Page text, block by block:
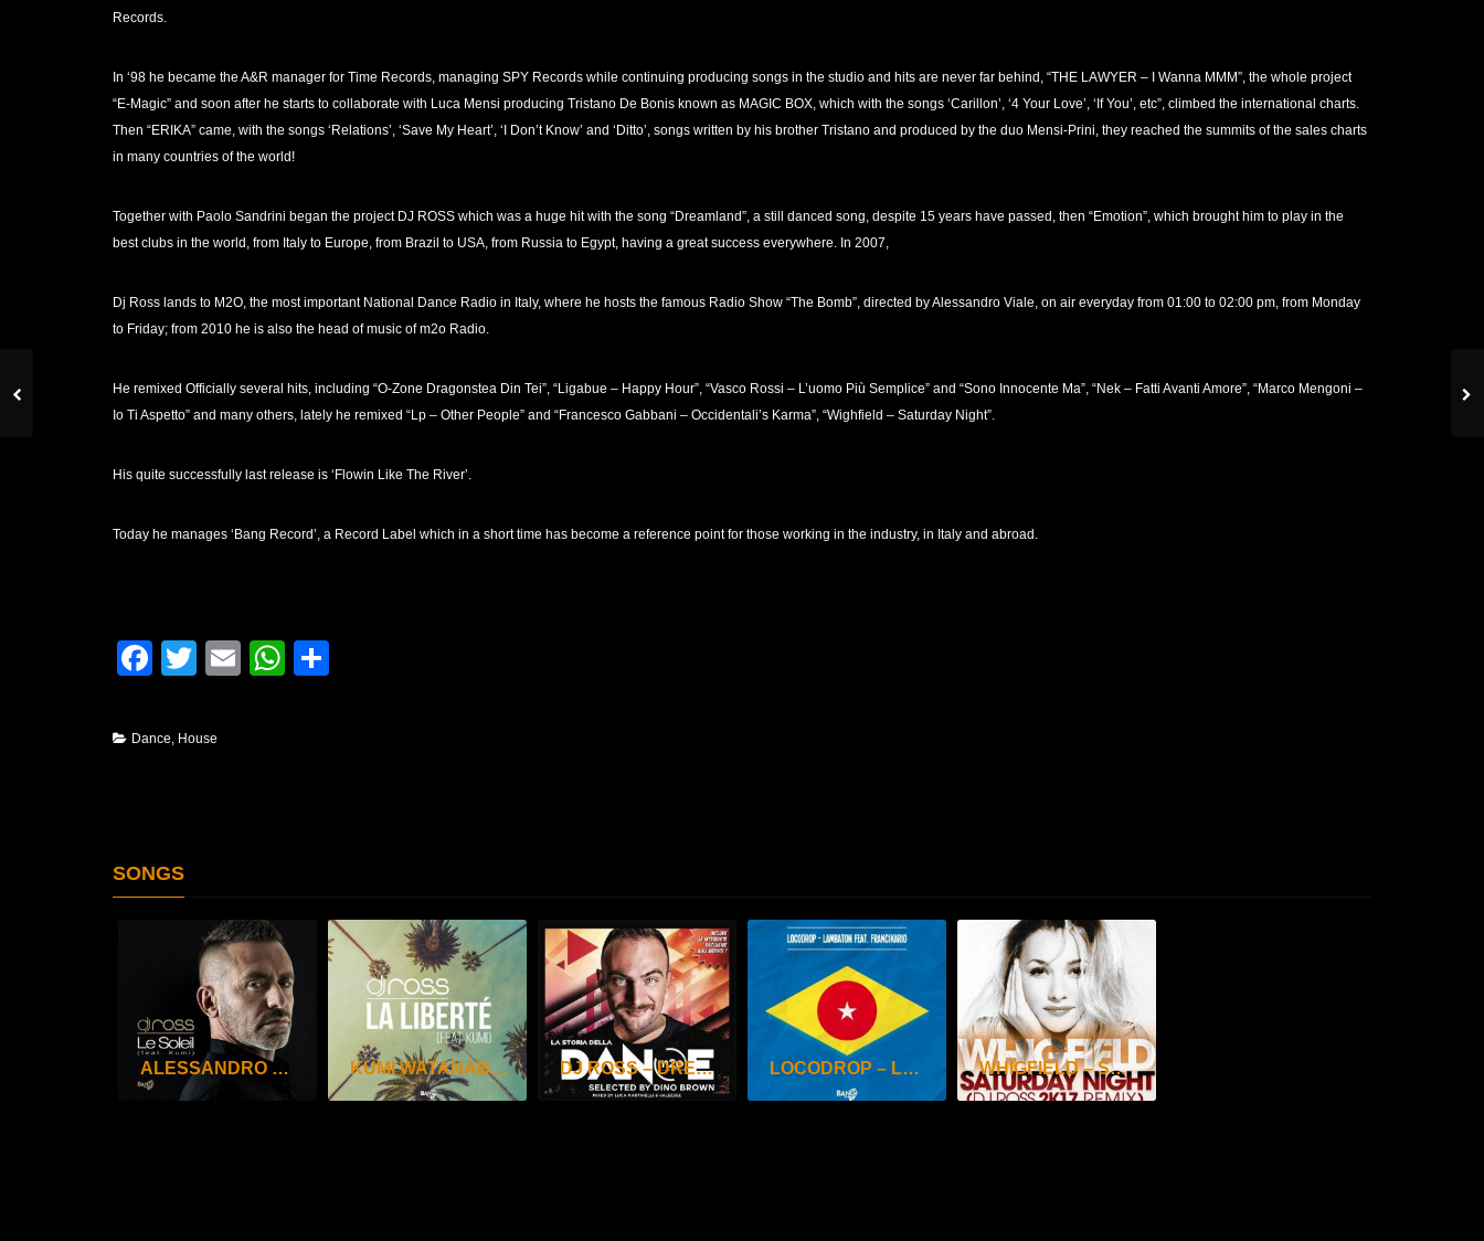
Records.
In ‘98 he became the A&R manager for Time Records, managing SPY Records while continuing producing songs in the studio and hits are never far behind, “THE LAWYER – I Wanna MMM”, the whole project
“E-Magic” and soon after he starts to collaborate with Luca Mensi producing Tristano De Bonis known as MAGIC BOX, which with the songs ‘Carillon’, ‘4 Your Love’, ‘If You’, etc”, climbed the international charts.
Then “ERIKA” came, with the songs ‘Relations’, ‘Save My Heart’, ‘I Don’t Know’ and ‘Ditto’, songs written by his brother Tristano and produced by the duo Mensi-Prini, they reached the summits of the sales charts
in many countries of the world!
Together with Paolo Sandrini began the project DJ ROSS which was a huge hit with the song “Dreamland”, a still danced song, despite 15 years have passed, then “Emotion”, which brought him to play in the
best clubs in the world, from Italy to Europe, from Brazil to USA, from Russia to Egypt, having a great success everywhere. In 2007,
Dj Ross lands to M2O, the most important National Dance Radio in Italy, where he hosts the famous Radio Show “The Bomb”, directed by Alessandro Viale, on air everyday from 01:00 to 02:00 pm, from Monday
to Friday; from 2010 he is also the head of music of m2o Radio.
He remixed Officially several hits, including “O-Zone Dragonstea Din Tei”, “Ligabue – Happy Hour”, “Vasco Rossi – L’uomo Più Semplice” and “Sono Innocente Ma”, “Nek – Fatti Avanti Amore”, “Marco Mengoni –
Io Ti Aspetto” and many others, lately he remixed “Lp – Other People” and “Francesco Gabbani – Occidentali’s Karma”, “Wighfield – Saturday Night”.
His quite successfully last release is ‘Flowin Like The River’.
Today he manages ‘Bang Record’, a Record Label which in a short time has become a reference point for those working in the industry, in Italy and abroad.
Facebook
TwitterEmailWhatsApp
Dance, House
SONGS
ALESSANDRO VIALE, KUMI WATANABE, DJ ROSS – LE SOLEIL KUMI WATANABE, ALESSANDRO VIALE, DJ ROSS – LA LIBERTÉ DJ ROSS – DREAMLAND LOCODROP – LAMBATON ( DJ ROSS REMIX ) WHIGFIELD – SATURDAY NIGHT ( DJ ROSS REMIX 2K17 )